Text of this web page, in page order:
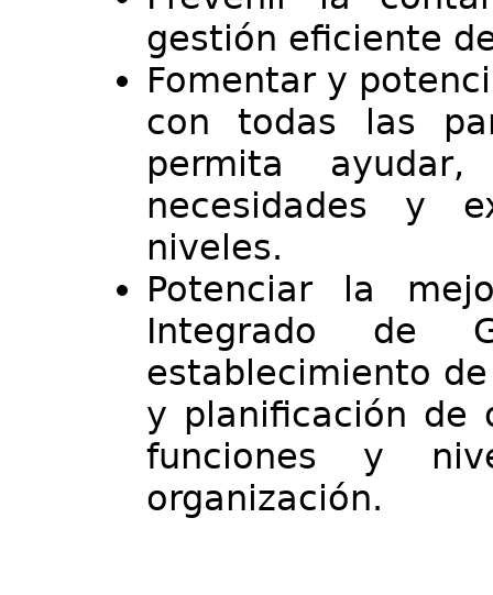
gestión eficiente
Fomentar y
con todas las
permita
necesidades y
niveles.
Potenciar la
Integrado de
establecimiento
y planificación de
funciones y
organización.